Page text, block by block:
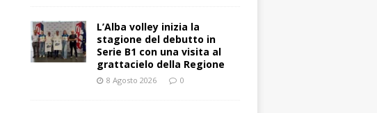
L’Alba volley inizia la
stagione del debutto in
Serie B1 con una visita al
grattacielo della Regione
8 Agosto 2026 0